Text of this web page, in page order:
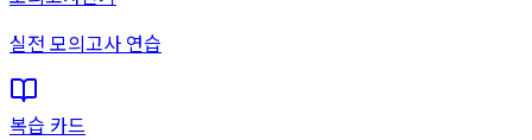
실전 모의고사 연습
복습 카드